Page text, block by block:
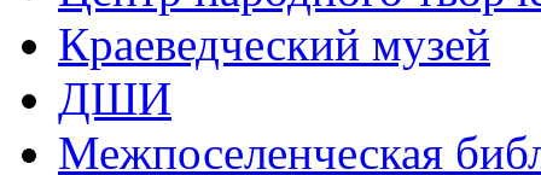
Краеведческий музей
ДШИ
Межпоселенческая